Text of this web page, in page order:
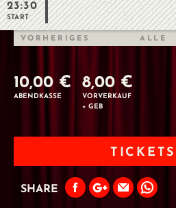
23:30
START
VORHERIGES ALLE
10,00 €
ABENDKASSE
8,00 €
VORVERKAUF
+ GEB
TICKETS
SHARE